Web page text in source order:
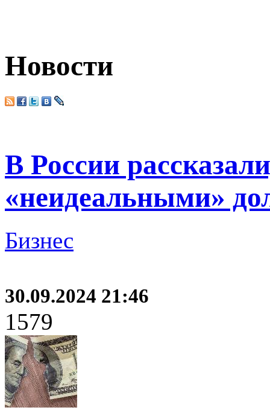
Новости
В России
«неидеальными»
Бизнес
30.09.2024 21:46
1579